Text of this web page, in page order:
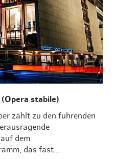
(Opera stabile)
zählt zu den führenden
dem
das fast…